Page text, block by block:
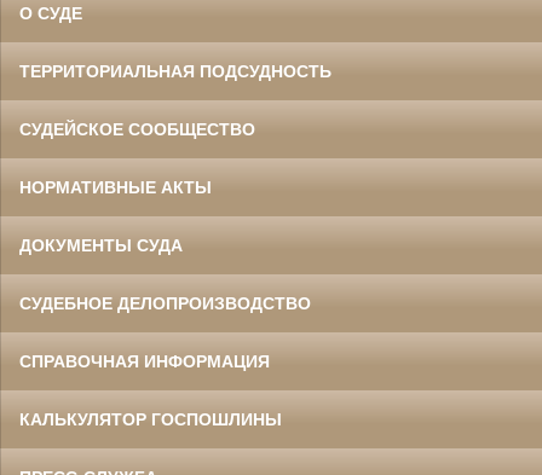
О СУДЕ
ТЕРРИТОРИАЛЬНАЯ ПОДСУДНОСТЬ
СУДЕЙСКОЕ СООБЩЕСТВО
НОРМАТИВНЫЕ АКТЫ
ДОКУМЕНТЫ СУДА
СУДЕБНОЕ ДЕЛОПРОИЗВОДСТВО
СПРАВОЧНАЯ ИНФОРМАЦИЯ
КАЛЬКУЛЯТОР ГОСПОШЛИНЫ